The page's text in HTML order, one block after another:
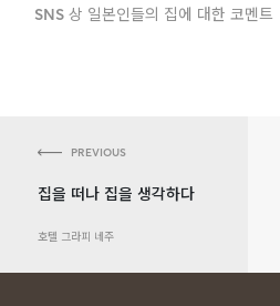
SNS 상 일본인들의 집에 대한 코멘트
PREVIOUS
집을 떠나 집을 생각하다
호텔 그라피 네주